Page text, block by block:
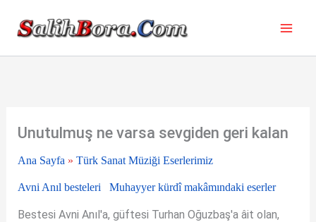
Unutulmuş ne varsa sevgiden geri kalan
Ana Sayfa » Türk Sanat Müziği Eserlerimiz
Avni Anıl besteleri Muhayyer kürdî makâmındaki eserler
Bestesi Avni Anıl'a, güftesi Turhan Oğuzbaş'a âit olan,